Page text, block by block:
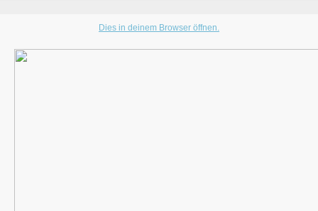
Dies in deinem Browser öffnen.